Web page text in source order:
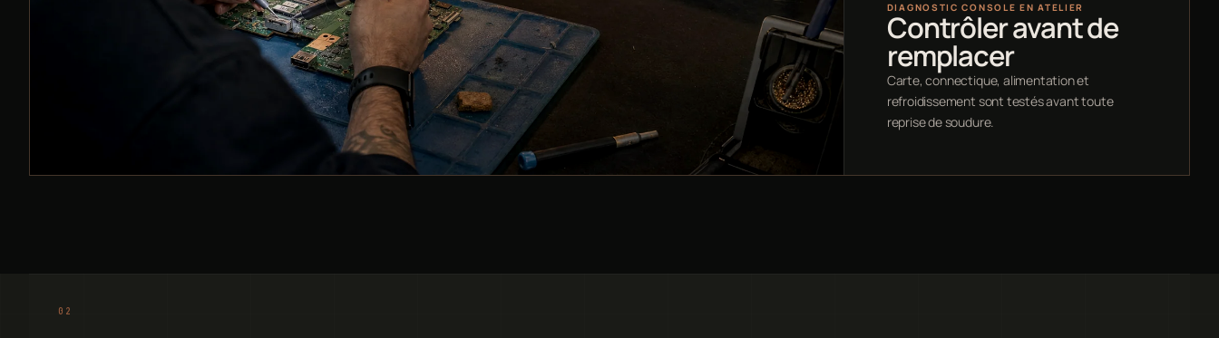
DIAGNOSTIC CONSOLE EN ATELIER
Contrôler avant de
remplacer
Carte, connectique, alimentation et
refroidissement sont testés avant toute
reprise de soudure.